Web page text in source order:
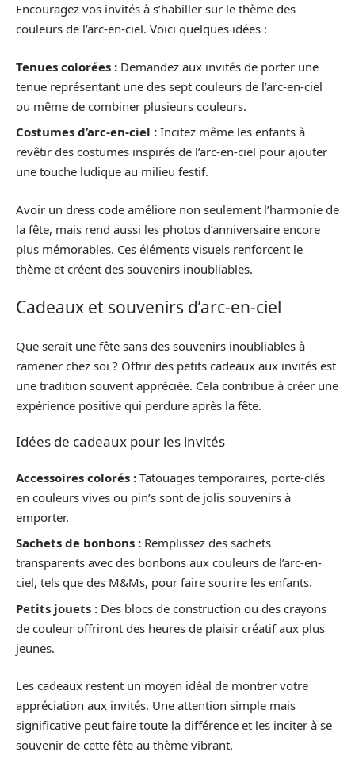
Encouragez vos invités à s’habiller sur le thème des
couleurs de l’arc-en-ciel. Voici quelques idées :
Tenues colorées : Demandez aux invités de porter une
tenue représentant une des sept couleurs de l’arc-en-ciel
ou même de combiner plusieurs couleurs.
Costumes d’arc-en-ciel : Incitez même les enfants à
revêtir des costumes inspirés de l’arc-en-ciel pour ajouter
une touche ludique au milieu festif.
Avoir un dress code améliore non seulement l’harmonie de
la fête, mais rend aussi les photos d’anniversaire encore
plus mémorables. Ces éléments visuels renforcent le
thème et créent des souvenirs inoubliables.
Cadeaux et souvenirs d’arc-en-ciel
Que serait une fête sans des souvenirs inoubliables à
ramener chez soi ? Offrir des petits cadeaux aux invités est
une tradition souvent appréciée. Cela contribue à créer une
expérience positive qui perdure après la fête.
Idées de cadeaux pour les invités
Accessoires colorés : Tatouages temporaires, porte-clés
en couleurs vives ou pin’s sont de jolis souvenirs à
emporter.
Sachets de bonbons : Remplissez des sachets
transparents avec des bonbons aux couleurs de l’arc-en-
ciel, tels que des M&Ms, pour faire sourire les enfants.
Petits jouets : Des blocs de construction ou des crayons
de couleur offriront des heures de plaisir créatif aux plus
jeunes.
Les cadeaux restent un moyen idéal de montrer votre
appréciation aux invités. Une attention simple mais
significative peut faire toute la différence et les inciter à se
souvenir de cette fête au thème vibrant.